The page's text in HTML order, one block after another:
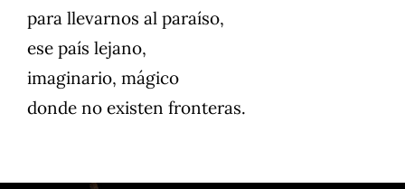
para llevarnos al paraíso,
ese país lejano,
imaginario, mágico
donde no existen fronteras.